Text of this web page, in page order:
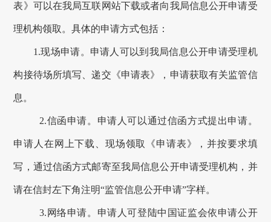
表》可以在我局互联网站下载或者向我局信息公开申请受
理机构领取。具体的申请方式包括：
1.现场申请。申请人可以到我局信息公开申请受理机
构接待场所填写、递交《申请表》，申请获取有关监管信
息。
2.信函申请。申请人可以通过信函方式提出申请。
申请人在网上下载、现场领取《申请表》，并按要求填
写，通过信函方式邮寄至我局信息公开申请受理机构，并
请在信封左下角注明“监管信息公开申请”字样。
3. 网络申请。申请人可登陆中国证监会依申请公开